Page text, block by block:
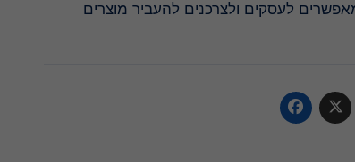
לעסקים ולצרכנים להעביר מוצרים